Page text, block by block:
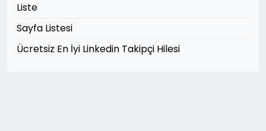
Liste
Sayfa Listesi
Ücretsiz En İyi Linkedin Takipçi Hilesi